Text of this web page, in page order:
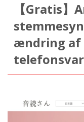
【Gratis
ændring af